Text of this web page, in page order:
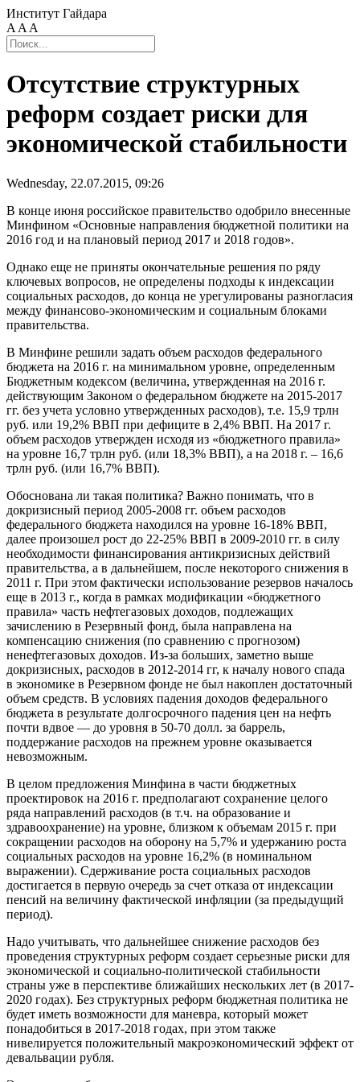
Институт Гайдара
A A A
Отсутствие структурных
реформ создает риски для
экономической стабильности
Wednesday, 22.07.2015, 09:26
В конце июня российское правительство одобрило внесенные
Минфином «Основные направления бюджетной политики на
2016 год и на плановый период 2017 и 2018 годов».
Однако еще не приняты окончательные решения по ряду
ключевых вопросов, не определены подходы к индексации
социальных расходов, до конца не урегулированы разногласия
между финансово-экономическим и социальным блоками
правительства.
В Минфине решили задать объем расходов федерального
бюджета на 2016 г. на минимальном уровне, определенным
Бюджетным кодексом (величина, утвержденная на 2016 г.
действующим Законом о федеральном бюджете на 2015-2017
гг. без учета условно утвержденных расходов), т.е. 15,9 трлн
руб. или 19,2% ВВП при дефиците в 2,4% ВВП. На 2017 г.
объем расходов утвержден исходя из «бюджетного правила»
на уровне 16,7 трлн руб. (или 18,3% ВВП), а на 2018 г. – 16,6
трлн руб. (или 16,7% ВВП).
Обоснована ли такая политика? Важно понимать, что в
докризисный период 2005-2008 гг. объем расходов
федерального бюджета находился на уровне 16-18% ВВП,
далее произошел рост до 22-25% ВВП в 2009-2010 гг. в силу
необходимости финансирования антикризисных действий
правительства, а в дальнейшем, после некоторого снижения в
2011 г. При этом фактически использование резервов началось
еще в 2013 г., когда в рамках модификации «бюджетного
правила» часть нефтегазовых доходов, подлежащих
зачислению в Резервный фонд, была направлена на
компенсацию снижения (по сравнению с прогнозом)
ненефтегазовых доходов. Из-за больших, заметно выше
докризисных, расходов в 2012-2014 гг, к началу нового спада
в экономике в Резервном фонде не был накоплен достаточный
объем средств. В условиях падения доходов федерального
бюджета в результате долгосрочного падения цен на нефть
почти вдвое — до уровня в 50-70 долл. за баррель,
поддержание расходов на прежнем уровне оказывается
невозможным.
В целом предложения Минфина в части бюджетных
проектировок на 2016 г. предполагают сохранение целого
ряда направлений расходов (в т.ч. на образование и
здравоохранение) на уровне, близком к объемам 2015 г. при
сокращении расходов на оборону на 5,7% и удержанию роста
социальных расходов на уровне 16,2% (в номинальном
выражении). Сдерживание роста социальных расходов
достигается в первую очередь за счет отказа от индексации
пенсий на величину фактической инфляции (за предыдущий
период).
Надо учитывать, что дальнейшее снижение расходов без
проведения структурных реформ создает серьезные риски для
экономической и социально-политической стабильности
страны уже в перспективе ближайших нескольких лет (в 2017-
2020 годах). Без структурных реформ бюджетная политика не
будет иметь возможности для маневра, который может
понадобиться в 2017-2018 годах, при этом также
нивелируется положительный макроэкономический эффект от
девальвации рубля.